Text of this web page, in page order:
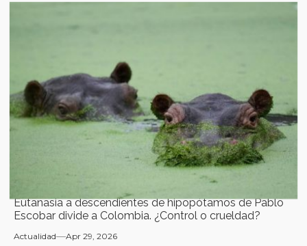
Eutanasia a descendientes de hipopótamos de Pablo
Escobar divide a Colombia. ¿Control o crueldad?
Actualidad Apr 29, 2026